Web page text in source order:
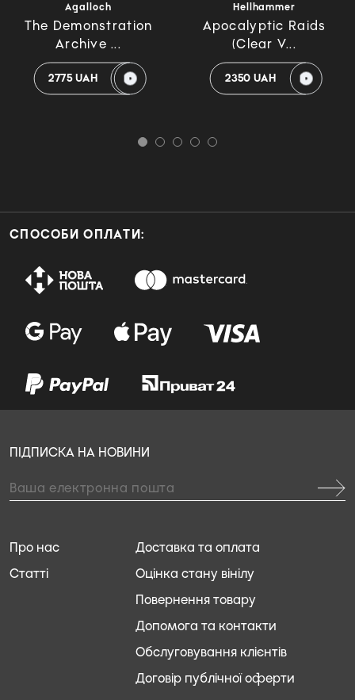
Agalloch
The Demonstration
Archive ...
2775 UAH
Hellhammer
Apocalyptic Raids
(Clear V...
2350 UAH
СПОСОБИ ОПЛАТИ:
Доставка та оплата
Оцінка стану вінілу
Повернення товару
Допомога та контакти
Обслуговування клієнтів
Договір публічної оферти
Про нас
Статті
ПІДПИСКА НА НОВИНИ